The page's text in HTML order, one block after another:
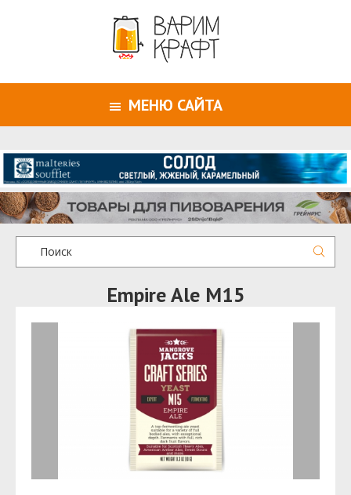
МЕНЮ САЙТА
Empire Ale M15